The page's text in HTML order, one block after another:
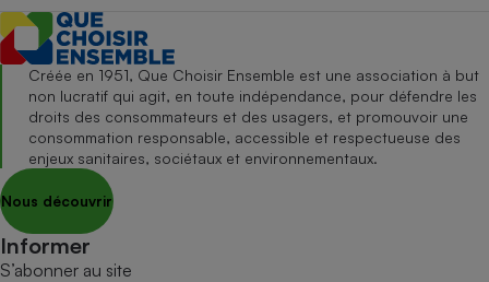
Créée en 1951, Que Choisir Ensemble est une association à but
non lucratif qui agit, en toute indépendance, pour défendre les
droits des consommateurs et des usagers, et promouvoir une
consommation responsable, accessible et respectueuse des
enjeux sanitaires, sociétaux et environnementaux.
Nous découvrir
Informer
S’abonner au site